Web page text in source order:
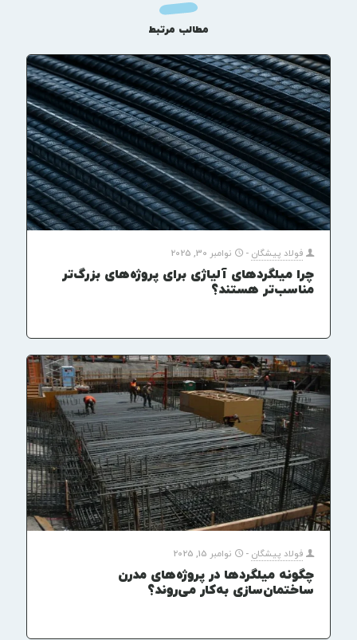
مطالب مرتبط
فولاد پیشگان - نوامبر 30, 2025
چرا میلگردهای آلیاژی برای پروژه‌های بزرگ‌تر
مناسب‌تر هستند؟
فولاد پیشگان - نوامبر 15, 2025
چگونه میلگردها در پروژه‌های مدرن
ساختمان‌سازی به‌کار می‌روند؟